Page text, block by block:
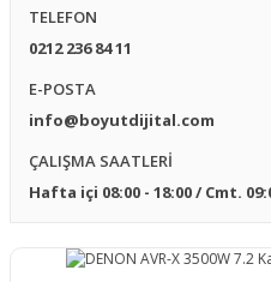
TELEFON
0212 236 84 11
E-POSTA
info@boyutdijital.com
ÇALIŞMA SAATLERİ
Hafta içi 08:00 - 18:00 / Cmt.